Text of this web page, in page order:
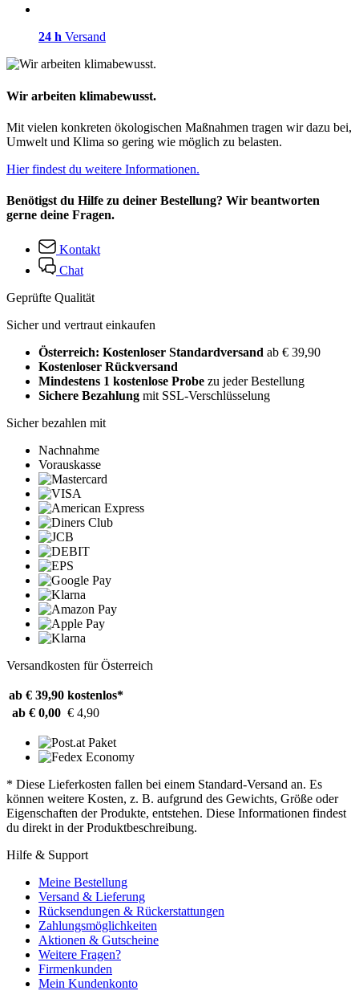
24 h Versand
Wir arbeiten klimabewusst.
Mit vielen konkreten ökologischen Maßnahmen tragen wir dazu bei,
Umwelt und Klima so gering wie möglich zu belasten.
Hier findest du weitere Informationen.
Benötigst du Hilfe zu deiner Bestellung? Wir beantworten
gerne deine Fragen.
Kontakt
Chat
Geprüfte Qualität
Sicher und vertraut einkaufen
Österreich: Kostenloser Standardversand ab € 39,90
Kostenloser Rückversand
Mindestens 1 kostenlose Probe zu jeder Bestellung
Sichere Bezahlung mit SSL-Verschlüsselung
Sicher bezahlen mit
Nachnahme
Vorauskasse
Versandkosten für Österreich
ab € 39,90 kostenlos*
ab € 0,00 € 4,90
* Diese Lieferkosten fallen bei einem Standard-Versand an. Es
können weitere Kosten, z. B. aufgrund des Gewichts, Größe oder
Eigenschaften der Produkte, entstehen. Diese Informationen findest
du direkt in der Produktbeschreibung.
Hilfe & Support
Meine Bestellung
Versand & Lieferung
Rücksendungen & Rückerstattungen
Zahlungsmöglichkeiten
Aktionen & Gutscheine
Weitere Fragen?
Firmenkunden
Mein Kundenkonto